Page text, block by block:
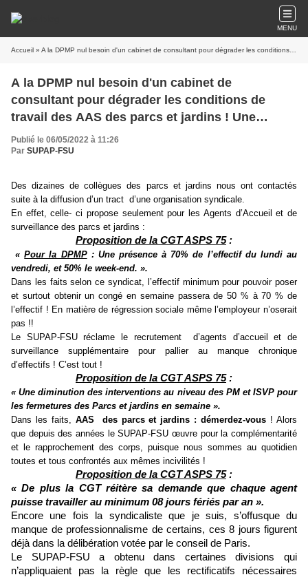
MENU
Accueil » A la DPMP nul besoin d'un cabinet de consultant pour dégrader les conditions de travail des AAS des parcs et jardins ! Une organisation syndicale s'en charge !
A la DPMP nul besoin d'un cabinet de
consultant pour dégrader les conditions de
travail des AAS des parcs et jardins ! Une
organisation syndicale s'en charge !
Publié le 06/05/2022 à 11:26
Par SUPAP-FSU
Des dizaines de collègues des parcs et jardins nous ont contactés
suite à la diffusion d’un tract d’une organisation syndicale.
En effet, celle- ci propose seulement pour les Agents d’Accueil et de
surveillance des parcs et jardins :
Proposition de la CGT ASPS 75:
«Pour la DPMP: Une présence à 70% de l’effectif du lundi au
vendredi, et 50% le week-end. ».
Dans les faits selon ce syndicat, l’effectif minimum pour pouvoir poser
et surtout obtenir un congé en semaine passera de 50 % à 70 % de
l’effectif ! En matière de régression sociale même l’employeur n’oserait
pas !!
Le SUPAP-FSU réclame le recrutement d’agents d’accueil et de
surveillance supplémentaire pour pallier au manque chronique
d’effectifs ! C’est tout !
Proposition de la CGT ASPS 75:
« Une diminution des interventions au niveau des PM et ISVP pour
les fermetures des Parcs et jardins en semaine ».
Dans les faits, AAS des parcs et jardins : démerdez-vous ! Alors
que depuis des années le SUPAP-FSU œuvre pour la complémentarité
et le rapprochement des corps, puisque nous sommes au quotidien
toutes et tous confrontés aux mêmes incivilités !
Proposition de la CGT ASPS 75:
« De plus la CGT réitère sa demande que chaque agent
puisse travailler au minimum 08 jours fériés par an ».
Encore une fois la syndicaliste que je suis, s’offusque du
manque de professionnalisme de certains, ces 8 jours figurent
déjà dans la délibération votée par le conseil de Paris.
Le SUPAP-FSU a obtenu dans certaines divisions qui
n’appliquaient pas la règle que les rectificatifs nécessaires